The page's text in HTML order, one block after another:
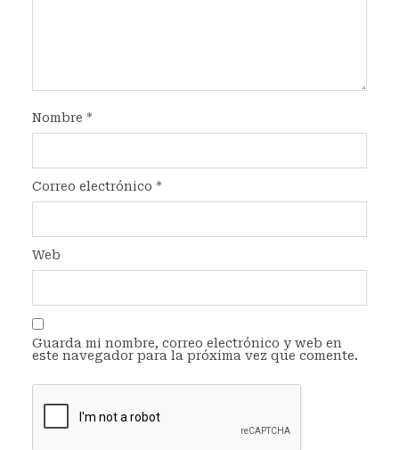
Nombre *
Correo electrónico *
Web
Guarda mi nombre, correo electrónico y web en
este navegador para la próxima vez que comente.